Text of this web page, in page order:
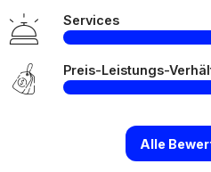
Services
Preis-Leistungs-
Alle